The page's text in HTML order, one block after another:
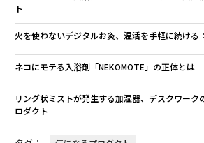
ト
火を使わないデジタルお灸、温活を手軽に続ける
ネコにモテる入浴剤「NEKOMOTE」の正体とは
リング状ミストが発生する加湿器、デスクワーク
ロダクト